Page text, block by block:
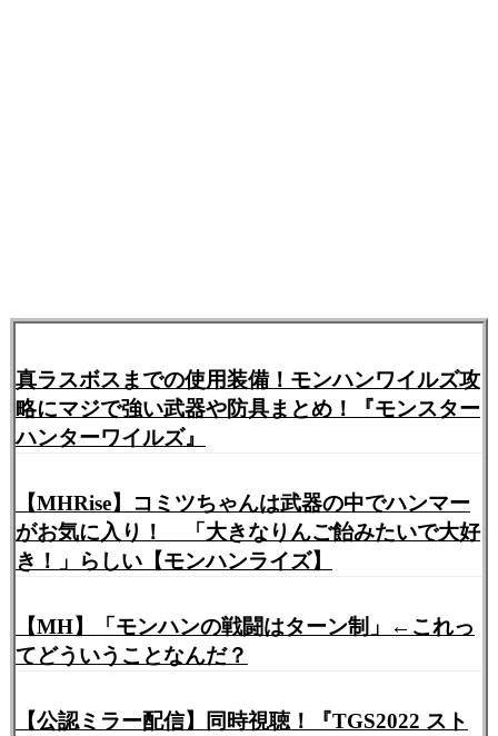
真ラスボスまでの使用装備！モンハンワイルズ攻
略にマジで強い武器や防具まとめ！『モンスター
ハンターワイルズ』
【MHRise】コミツちゃんは武器の中でハンマー
がお気に入り！ 「大きなりんご飴みたいで大好
き！」らしい【モンハンライズ】
【MH】「モンハンの戦闘はターン制」←これっ
てどういうことなんだ？
【公認ミラー配信】同時視聴！『TGS2022 スト